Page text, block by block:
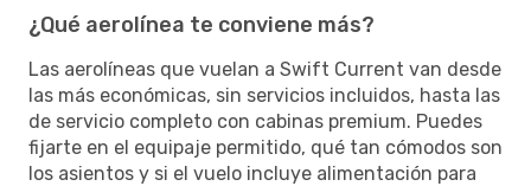
¿Qué aerolínea te conviene más?
Las aerolíneas que vuelan a Swift Current van desde
las más económicas, sin servicios incluidos, hasta las
de servicio completo con cabinas premium. Puedes
fijarte en el equipaje permitido, qué tan cómodos son
los asientos y si el vuelo incluye alimentación para